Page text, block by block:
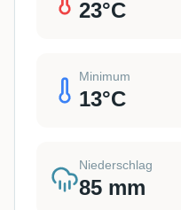
23°C
Minimum
13°C
Niederschlag
85 mm